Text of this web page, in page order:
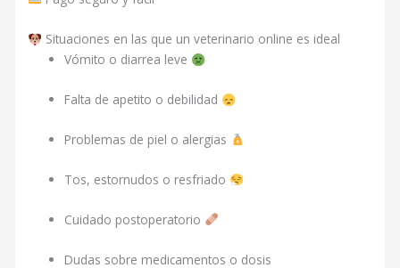
Situaciones en las que un veterinario online es ideal
Vómito o diarrea leve
Falta de apetito o debilidad
Problemas de piel o alergias
Tos, estornudos o resfriado
Cuidado postoperatorio
Dudas sobre medicamentos o dosis